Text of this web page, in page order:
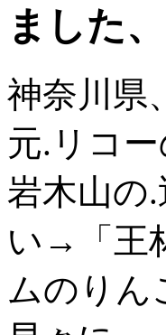
ました、
神奈川
元.リコ
岩木山の
い→「王
ムのりん